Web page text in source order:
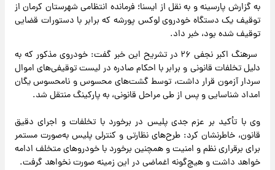
به گزارش پارسینه و به نقل از ایسنا؛ فرمانده انتظامی شهرستان کرمان از
توقیف یک دستگاه خودروی لوکس پورشه که برابر با دستورات قضایی
توقیف شده بود، خبر داد.
سرهنگ اکبر نجفی ۲۶ در تشریح این خبر گفت: خودروی مذکور که به
دلیل تخلفات قانونی و برابر با احکام صادره در لیست توقیفی‌های اموال
سردار آزمون قرار داشت، توسط گشت‌های محسوس و نامحسوس یگان
امداد شناسایی و پس از طی مراحل قانونی، به پارکینگ منتقل شد.
وی با تأکید بر عزم جدی پلیس در برخورد با تخلفات و اجرای دقیق
قانون، خاطرنشان کرد: طرح‌های نظارتی و کنترلی پلیس به‌صورت مستمر
برای برقراری نظم و امنیت و همچنین برخورد با خودروهای متخلف ادامه
خواهد داشت و هیچ‌گونه اغماضی در این زمینه صورت نخواهد گرفت.